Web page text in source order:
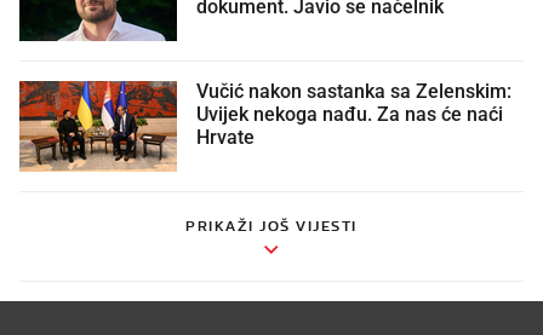
dokument. Javio se načelnik
Vučić nakon sastanka sa Zelenskim:
Uvijek nekoga nađu. Za nas će naći
Hrvate
PRIKAŽI JOŠ VIJESTI